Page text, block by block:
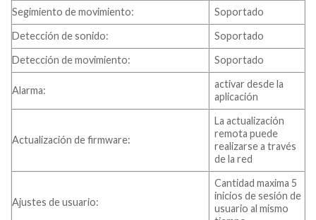
Segimiento de movimiento:
Soportado
Detección de sonido:
Soportado
Detección de movimiento:
Soportado
Alarma:
activar desde la
aplicación
Actualización de firmware:
La actualización
remota puede
realizarse a través
de la red
Ajustes de usuario:
Cantidad maxima 5
inicios de sesión de
usuario al mismo